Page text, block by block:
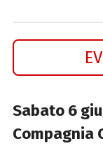
Sabato 6
Compagnia